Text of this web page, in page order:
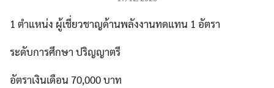
1 ตำแหน่ง ผู้เชี่ยวชาญด้านพลังงานทดแทน 1 อัตรา
ระดับการศึกษา ปริญญาตรี
อัตราเงินเดือน 70,000 บาท